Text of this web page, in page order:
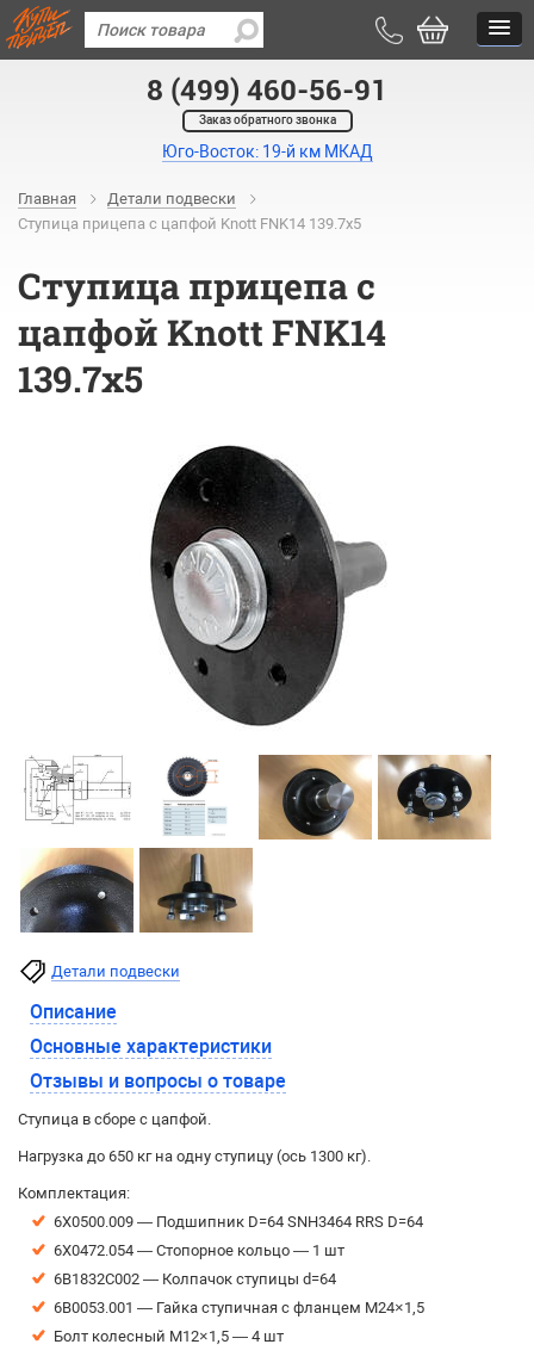
8 (499) 460-56-91
Заказ обратного звонка
Юго-Восток: 19-й км МКАД
Главная
Детали подвески
Ступица прицепа с цапфой Knott FNK14 139.7x5
Ступица прицепа с
цапфой Knott FNK14
139.7x5
Детали подвески
Описание
Основные характеристики
Отзывы и вопросы о товаре
Ступица в сборе с цапфой.
Нагрузка до 650 кг на одну ступицу (ось 1300 кг).
Комплектация:
6X0500.009 — Подшипник D=64 SNH3464 RRS D=64
6X0472.054 — Стопорное кольцо — 1 шт
6B1832C002 — Колпачок ступицы d=64
6B0053.001 — Гайка ступичная с фланцем М24×1,5
Болт колесный M12×1,5 — 4 шт